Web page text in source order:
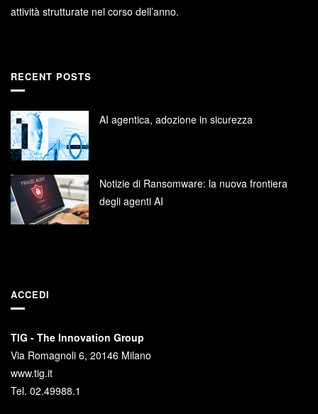
attività strutturate nel corso dell’anno.
RECENT POSTS
AI agentica, adozione in sicurezza
Notizie di Ransomware: la nuova frontiera
degli agenti AI
ACCEDI
TIG - The Innovation Group
Via Romagnoli 6, 20146 Milano
www.tig.it
Tel. 02.49988.1